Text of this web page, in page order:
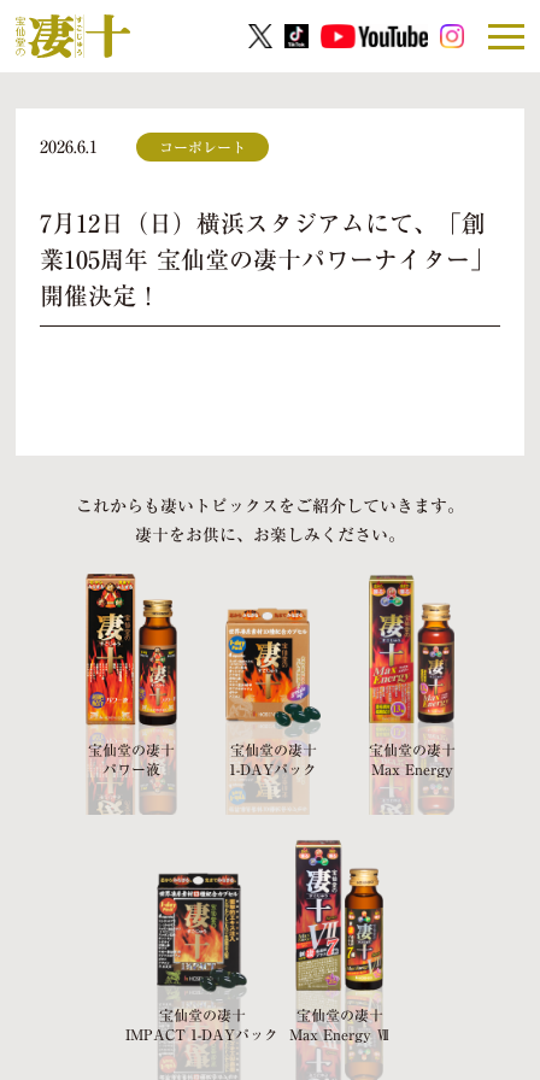
2026.6.1 コーポレート
7月12日（日）横浜スタジアムにて、「創
業105周年 宝仙堂の凄十パワーナイター」
開催決定！
これからも凄いトピックスをご紹介していきます。
凄十をお供に、お楽しみください。
宝仙堂の凄十
パワー液
宝仙堂の凄十
1-DAYパック
宝仙堂の凄十
Max Energy
宝仙堂の凄十
IMPACT 1-DAYパック
宝仙堂の凄十
Max Energy Ⅶ